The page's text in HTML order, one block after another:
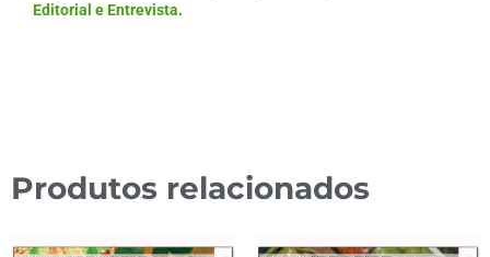
Editorial e Entrevista.
Produtos relacionados